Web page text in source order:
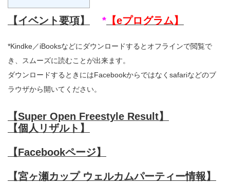
【イベント要項】 * 【eプログラム】
*Kindke／iBooksなどにダウンロードするとオフラインで閲覧で
き、スムーズに読むことが出来ます。
ダウンロードするときにはFacebookからではなくsafariなどのブ
ラウザから開いてください。
【Super Open Freestyle Result】
【個人リザルト】
【Facebookページ】
【宮ヶ瀬カップ ウェルカムパーティー情報】